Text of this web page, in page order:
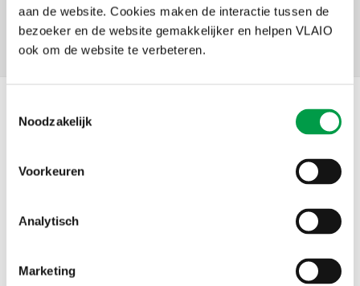
aan de website. Cookies maken de interactie tussen de
bezoeker en de website gemakkelijker en helpen VLAIO
ook om de website te verbeteren.
Noodzakelijk
Voorkeuren
Analytisch
Marketing
Delen: Facebook
X LinkedIn
Email
Nieuws